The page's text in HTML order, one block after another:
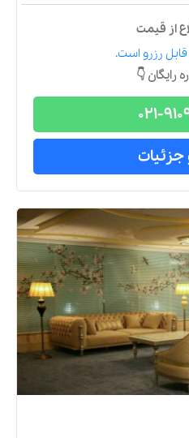
از قیمت
قابل رزرو است.
رایگان 👇
021-
جزئیات